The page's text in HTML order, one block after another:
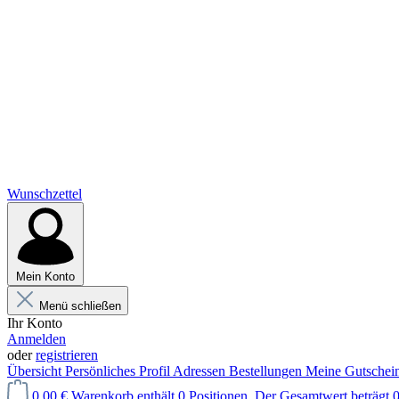
Wunschzettel
Mein Konto
Menü schließen
Ihr Konto
Anmelden
oderregistrieren
Übersicht Persönliches Profil Adressen Bestellungen Meine
0,00 € Warenkorb enthält 0 Positionen. Der Gesamtwert beträgt